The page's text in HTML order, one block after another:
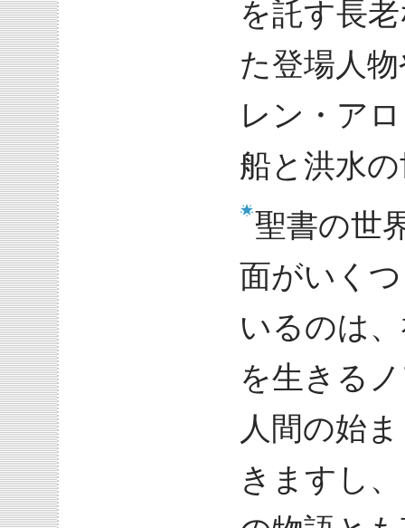
を託す長
た登場人
レン・ア
船と洪水
聖書の世
面がいく
いるのは
を生きる
人間の始
きますし